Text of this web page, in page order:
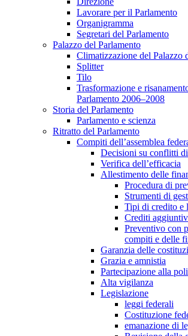
Lavorare per il Parlamento
Organigramma
Segretari del Parlamento
Palazzo del Parlamento
Climatizzazione del Palazzo
Splitter
Tilo
Trasformazione e
Parlamento 2006–2008
Storia del Parlamento
Parlamento e scienza
Ritratto del Parlamento
Compiti dell’assemblea
Decisioni su conflitti
Verifica dell’efficacia
Allestimento delle
Procedura di
Strumenti di
Tipi di credito e
Crediti
Preventivo con
compiti e delle
Garanzia delle
Grazia e amnistia
Partecipazione alla
Alta vigilanza
Legislazione
leggi federali
Costituzione
emanazione di